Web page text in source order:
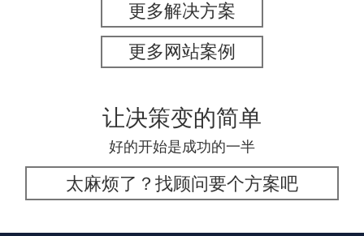
更多解决方案
更多网站案例
让决策变的简单
好的开始是成功的一半
太麻烦了？找顾问要个方案吧